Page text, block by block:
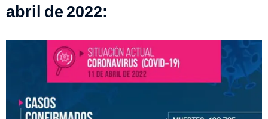
abril de 2022: